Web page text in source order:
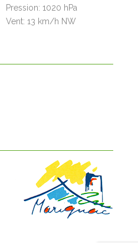
Pression: 1020 hPa
Vent: 13 km/h NW